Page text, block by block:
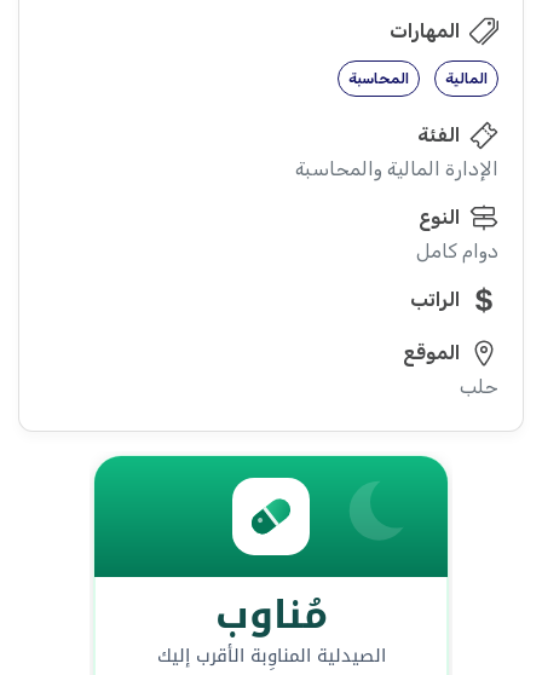
المهارات
المالية المحاسبة
الفئة
الإدارة المالية والمحاسبة
النوع
دوام كامل
الراتب
الموقع
حلب